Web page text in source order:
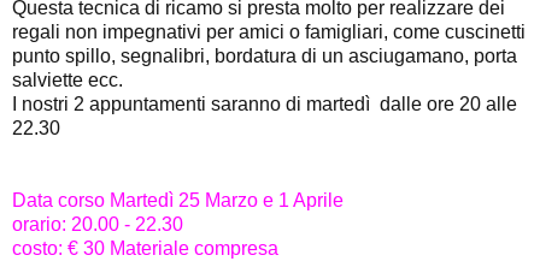
Questa tecnica di ricamo si presta molto per realizzare dei
regali non impegnativi per amici o famigliari, come cuscinetti
punto spillo, segnalibri, bordatura di un asciugamano, porta
salviette ecc.
I nostri 2 appuntamenti saranno di martedì dalle ore 20 alle
22.30
Data corso Martedì 25 Marzo e 1 Aprile
orario: 20.00 - 22.30
costo: € 30 Materiale compresa